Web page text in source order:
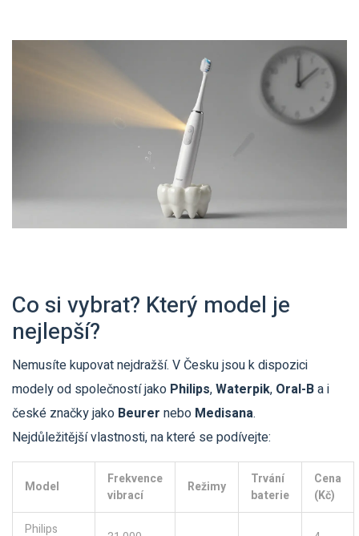
Co si vybrat? Který model je
nejlepší?
Nemusíte kupovat nejdražší. V Česku jsou k dispozici
modely od společností jako Philips,Waterpik, Oral-Ba i
české značky jako Beurer nebo Medisana.
Nejdůležitější vlastnosti, na které se podívejte:
Model
Frekvence
vibrací
Režimy
Trvání
baterie
Cena
(Kč)
Philips